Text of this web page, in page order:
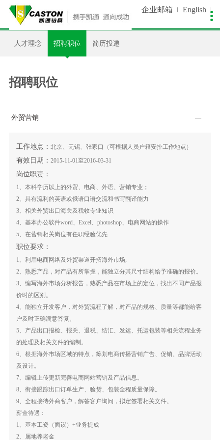

English
企业邮箱
关于我们
公司简介
我们荣誉
企业资质
品牌专利
合作伙伴
联系我们
新闻中心
公司新闻
生产控制
生产装备
产品中心
非开挖类
客户案例
销售服务
在线留言
工程指导
支持合作
资讯天下
客户调查
人才招聘
人才理念
人才理念 招聘职位 简历投递
招聘职位
外贸营销
工作地点： 北京、无锡、张家口（可根据人员户籍安排工作地点）
有效日期： 2015-11-01至2016-03-31
岗位职责：
1、本科学历以上的外贸、电商、外语、营销专业；
2、具有流利的英语或俄语口语交流和书写翻译能力
3、相关外贸出口海关及税收专业知识
4、基本办公软件word、Excel、photoshop、电商网站的操作
5、在营销相关岗位有任职经验优先
职位要求：
1、利用电商网络及外贸渠道开拓海外市场;
2、熟悉产品，对产品有所掌握，能独立分其尺寸结构给予准确的报价。
3、编写海外市场分析报告，熟悉产品在市场上的定位，找出不同产品报
价时的区别。
4、能独立开发客户，对外贸流程了解，对产品的规格、质量等都能给客
户及时正确满意答复。
5、产品出口报检、报关、退税、结汇、发运、托运包装等相关流程业务
的处理及相关文件的编制。
6、根据海外市场区域的特点，筹划电商传播营销广告、促销、品牌活动
及设计。
7、编辑上传更新完善电商网站营销及产品信息。
8、衔接跟踪出口订单生产、验货、包装全程质量保障。
9、全程接待外商客户，解答客户询问，拟定签署相关文件。
薪金待遇：
1、基本工资（面议）+业务提成
2、属地养老金